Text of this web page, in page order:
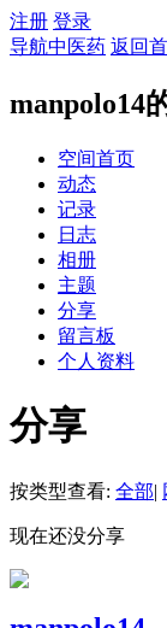
注册 登录
导航中医药 返回
manpolo14
空间首页
动态
记录
日志
相册
主题
分享
留言板
个人资料
分享
按类型查看: 全部|
现在还没分享